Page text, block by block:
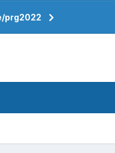
prg2022